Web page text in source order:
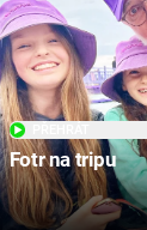
Fotr na tripu